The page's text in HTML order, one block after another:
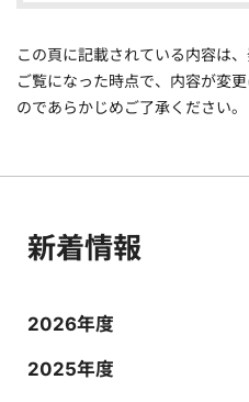
この頁に記載されている内容は
ご覧になった時点で、内容が変
のであらかじめご了承ください。
新着情報
2026年度
2025年度